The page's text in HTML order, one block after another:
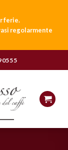
ferie.
regolarmente